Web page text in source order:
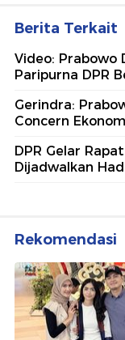
Berita Terkait
Video: Prabowo
Paripurna DPR
Gerindra:
Concern
DPR Gelar
Dijadwalkan
Rekomendasi